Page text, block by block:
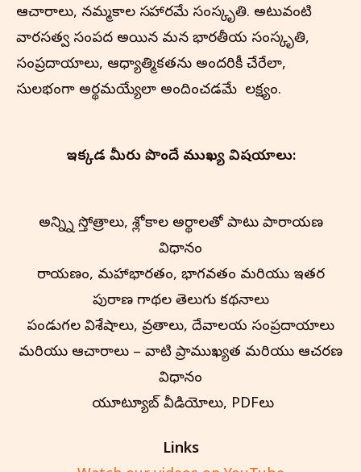
ఆచారాలు, నమ్మకాల సమాహారమే సంస్కృతి. అటువంటి
వారసత్వ సంపద అయిన మన భారతీయ సంస్కృతి,
సంప్రదాయాలు, ఆధ్యాత్మికతను అందరికీ చేరేలా,
సులభంగా అర్థమయ్యేలా అందించడమే మా లక్ష్యం.
ఇక్కడ మీరు పొందే ముఖ్య విషయాలు:
అన్న్ని స్తోత్రాలు, శ్లోకాల అర్థాలతో పాటు పారాయణ
విధానం
రామాయణం, మహాభారతం, భాగవతం మరియు ఇతర
పురాణ గాథల తెలుగు కథనాలు
పండుగల విశేషాలు, వ్రతాలు, దేవాలయ సంప్రదాయాలు
మరియు ఆచారాలు – వాటి ప్రాముఖ్యత మరియు ఆచరణ
విధానం
మా యూట్యూబ్ వీడియోలు, PDFలు
Links